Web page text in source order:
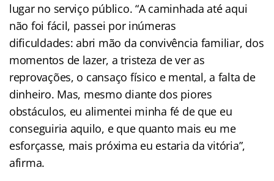
lugar no serviço público. “A caminhada até aqui
não foi fácil, passei por inúmeras
dificuldades: abri mão da convivência familiar, dos
momentos de lazer, a tristeza de ver as
reprovações, o cansaço físico e mental, a falta de
dinheiro. Mas, mesmo diante dos piores
obstáculos, eu alimentei minha fé de que eu
conseguiria aquilo, e que quanto mais eu me
esforçasse, mais próxima eu estaria da vitória”,
afirma.